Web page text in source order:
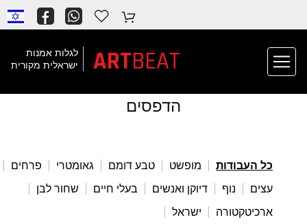
לגלות אמנות
ישראלית מקורית
ARTBEAT
כל העבודות מופשט טבע דומם גאומטרי
פרחים
עצים
נוף דיוקן ואנשים בעלי חיים
שחור לבן
ארכיטקטורה
ישראל
הדפסים